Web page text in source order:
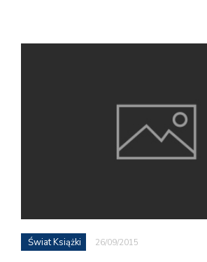
Świat Książki 26/09/2015